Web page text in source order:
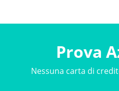
Prova
Nessuna carta di